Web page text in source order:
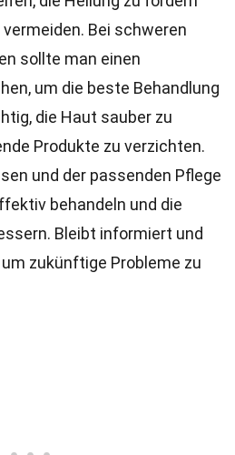
Bei schweren
sollte man einen
um die beste Behandlung
die Haut sauber zu
Produkte zu verzichten.
und der passenden Pflege
behandeln und die
Bleibt informiert und
zukünftige Probleme zu